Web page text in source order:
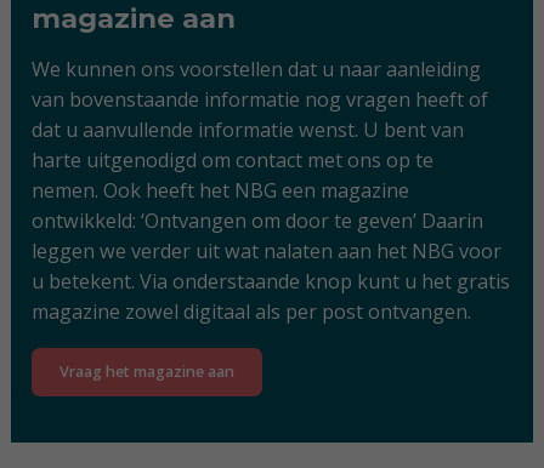
magazine aan
We kunnen ons voorstellen dat u naar aanleiding
van bovenstaande informatie nog vragen heeft of
dat u aanvullende informatie wenst. U bent van
harte uitgenodigd om contact met ons op te
nemen. Ook heeft het NBG een magazine
ontwikkeld: ‘Ontvangen om door te geven’ Daarin
leggen we verder uit wat nalaten aan het NBG voor
u betekent. Via onderstaande knop kunt u het gratis
magazine zowel digitaal als per post ontvangen.
Vraag het magazine aan